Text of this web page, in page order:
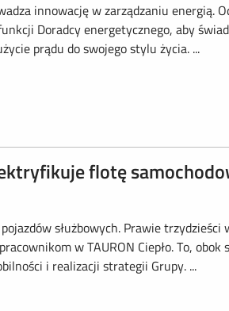
innowację w zarządzaniu energią.
Doradcy energetycznego, aby
prądu do swojego stylu życia. ...
flotę
służbowych. Prawie trzydzieści
w TAURON Ciepło. To,
i realizacji strategii Grupy. ...